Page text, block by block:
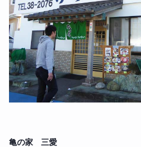
亀の家 三愛